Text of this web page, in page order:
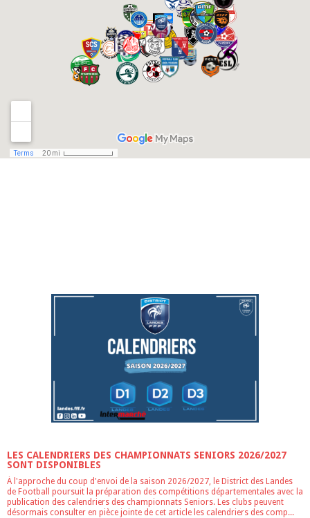
LES CALENDRIERS DES CHAMPIONNATS SENIORS 2026/2027
SONT DISPONIBLES
À l'approche du coup d'envoi de la saison 2026/2027, le District des Landes
de Football poursuit la préparation des compétitions départementales avec la
publication des calendriers des championnats Seniors. Les clubs peuvent
désormais consulter en pièce jointe de cet article les calendriers des comp...